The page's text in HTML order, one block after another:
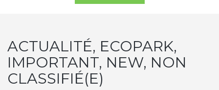
ACTUALITÉ, ECOPARK,
IMPORTANT, NEW, NON
CLASSIFIÉ(E)